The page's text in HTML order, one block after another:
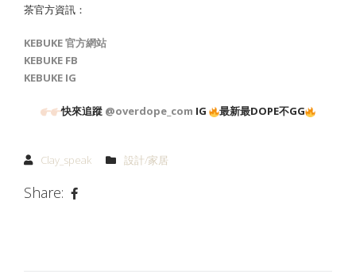
茶官方資訊：
KEBUKE 官方網站
KEBUKE FB
KEBUKE IG
快來追蹤 @overdope_com IG 最新最DOPE不GG
Clay_speak 設計/家居
Share: